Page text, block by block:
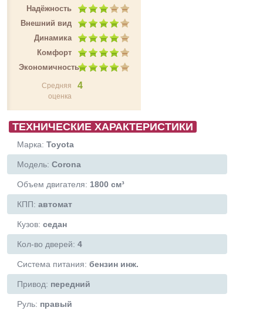
Надёжность
Внешний вид
Динамика
Комфорт
Экономичность
Средняя
оценка
4
ТЕХНИЧЕСКИЕ ХАРАКТЕРИСТИКИ
Марка: Toyota
Модель: Corona
Объем двигателя: 1800 см³
КПП: автомат
Кузов: седан
Кол-во дверей: 4
Система питания: бензин инж.
Привод: передний
Руль: правый